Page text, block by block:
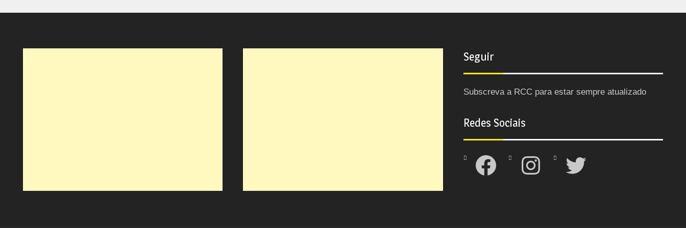
Seguir
Subscreva a RCC para estar sempre atualizado
Redes Sociais
Facebook Instagram Twitter